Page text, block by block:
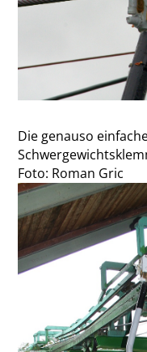
Die genauso
Foto: Roman Gric